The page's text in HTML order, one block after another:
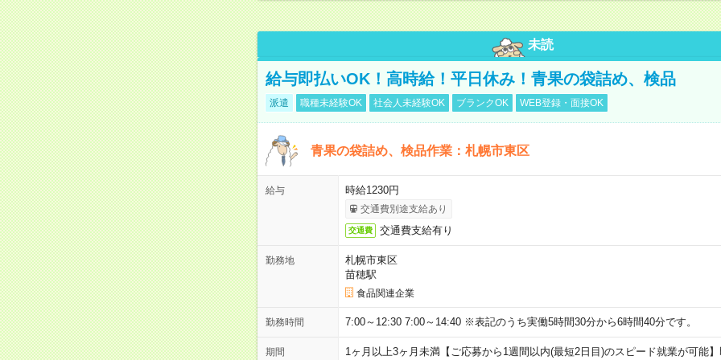
未読
給与即払いOK！高時給！平日休み！青果の袋詰め、検品
派遣 職種未経験OK 社会人未経験OK ブランクOK WEB登録・面接OK
青果の袋詰め、検品作業：札幌市東区
給与 時給1230円
交通費別途支給あり
交通費 交通費支給有り
勤務地
札幌市東区
苗穂駅
食品関連企業
勤務時間 7:00～12:30 7:00～14:40 ※表記のうち実働5時間30分から6時間40分です。
期間 1ヶ月以上3ヶ月未満【ご応募から1週間以内(最短2日目)のスピード就業が可能